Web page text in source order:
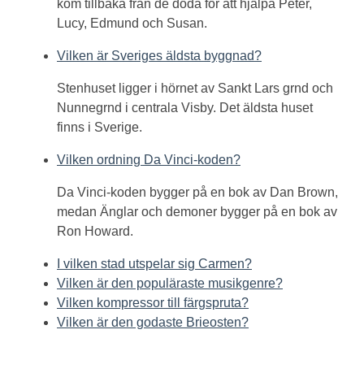
kom tillbaka från de döda för att hjälpa Peter,
Lucy, Edmund och Susan.
Vilken är Sveriges äldsta byggnad?
Stenhuset ligger i hörnet av Sankt Lars grnd och
Nunnegrnd i centrala Visby. Det äldsta huset
finns i Sverige.
Vilken ordning Da Vinci-koden?
Da Vinci-koden bygger på en bok av Dan Brown,
medan Änglar och demoner bygger på en bok av
Ron Howard.
I vilken stad utspelar sig Carmen?
Vilken är den populäraste musikgenre?
Vilken kompressor till färgspruta?
Vilken är den godaste Brieosten?